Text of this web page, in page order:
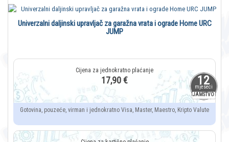
12
mjeseci
JAMSTVO
Univerzalni daljinski upravljač za garažna vrata i ograde Home URC
JUMP
17,90 €
Gotovina, pouzeće, virman i jednokratno Visa, Master, Maestro, Kripto Valute